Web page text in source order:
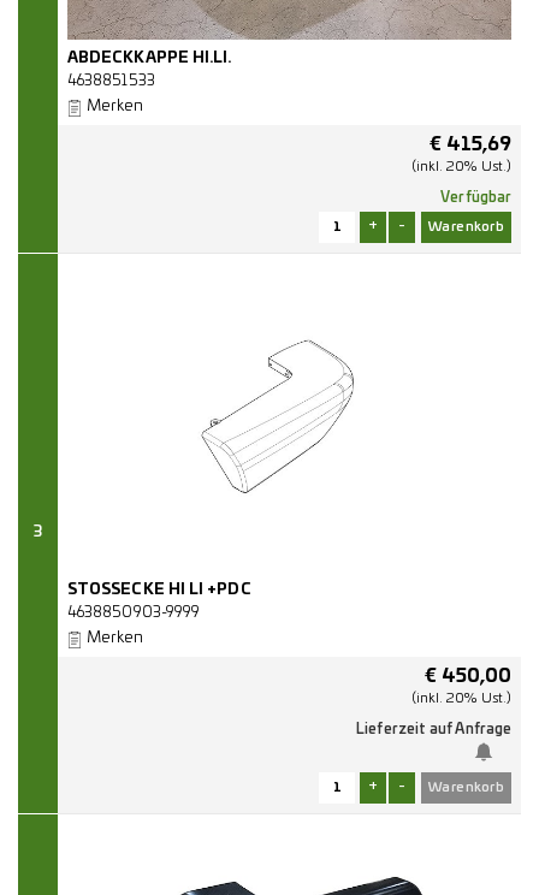
ABDECKKAPPE HI.LI.
4638851533
Merken
€ 415,69
(inkl. 20% Ust.)
Verfügbar
+ -
3
STOSSECKE HI LI +PDC
4638850903-9999
Merken
€ 450,00
(inkl. 20% Ust.)
Lieferzeit auf Anfrage
+ -